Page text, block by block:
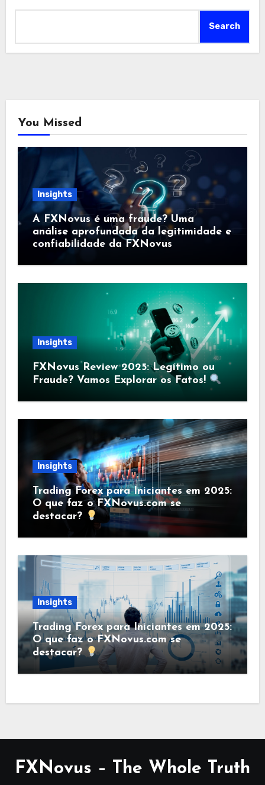
Search
You Missed
Insights
A FXNovus é uma fraude? Uma
análise aprofundada da legitimidade e
confiabilidade da FXNovus
Insights
FXNovus Review 2025: Legítimo ou
Fraude? Vamos Explorar os Fatos!
Insights
Trading Forex para Iniciantes em 2025:
O que faz o FXNovus.com se
destacar?
Insights
Trading Forex para Iniciantes em 2025:
O que faz o FXNovus.com se
destacar?
FXNovus – The Whole Truth